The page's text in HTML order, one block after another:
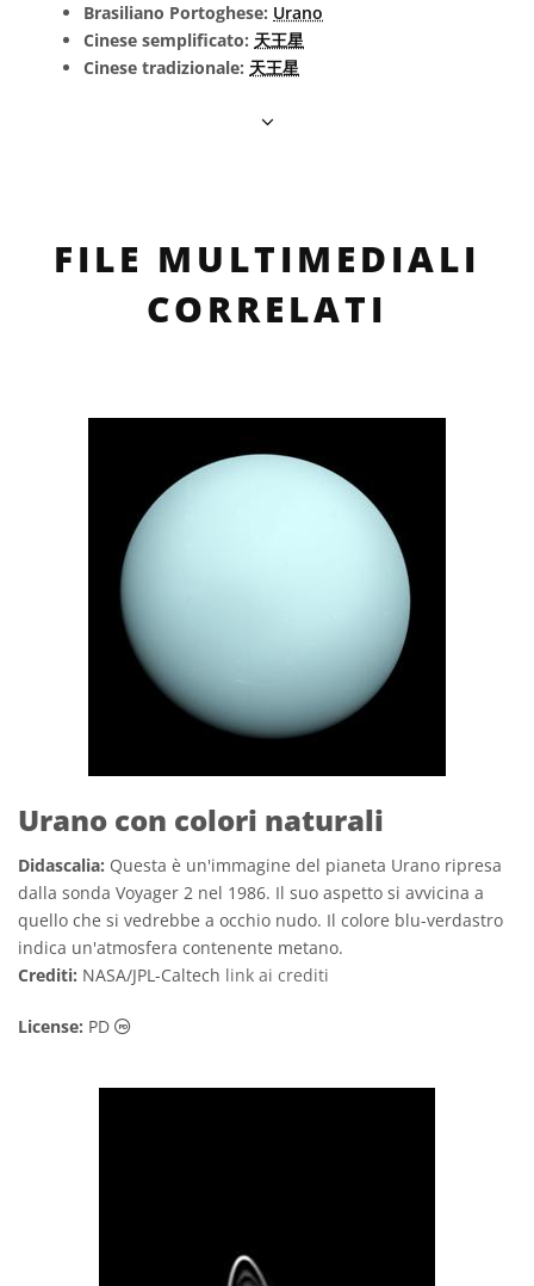
Brasiliano Portoghese: Urano
Cinese semplificato: 天王星
Cinese tradizionale: 天王星
FILE MULTIMEDIALI
CORRELATI
Urano con colori naturali
Didascalia: Questa è un'immagine del pianeta Urano ripresa
dalla sonda Voyager 2 nel 1986. Il suo aspetto si avvicina a
quello che si vedrebbe a occhio nudo. Il colore blu-verdastro
indica un'atmosfera contenente metano.
Crediti: NASA/JPL-Caltech link ai crediti
License: PD Dominio Pubblico icone